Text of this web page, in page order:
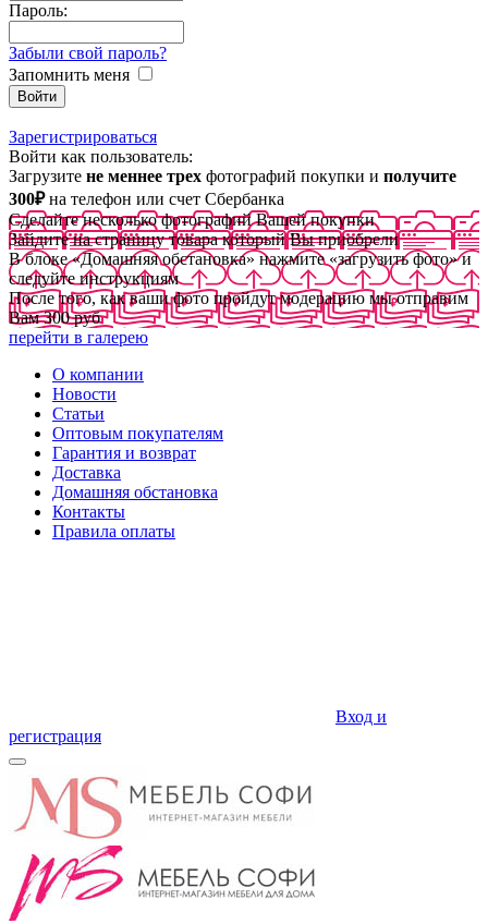
Пароль:
Забыли свой пароль?
Запомнить меня
Зарегистрироваться
Войти как пользователь:
Загрузите не меннее трех фотографий покупки и получите
300₽на телефон или счет Сбербанка
Сделайте несколько фотографий Вашей покупки
Зайдите на страницу товара который Вы приобрели
В блоке «Домашняя обстановка» нажмите «загрузить фото» и
следуйте инструкциям
После того, как ваши фото пройдут модерацию мы отправим
Вам 300 руб
перейти в галерею
О компании
Новости
Статьи
Оптовым покупателям
Гарантия и возврат
Доставка
Домашняя обстановка
Контакты
Правила оплаты
Вход и
регистрация